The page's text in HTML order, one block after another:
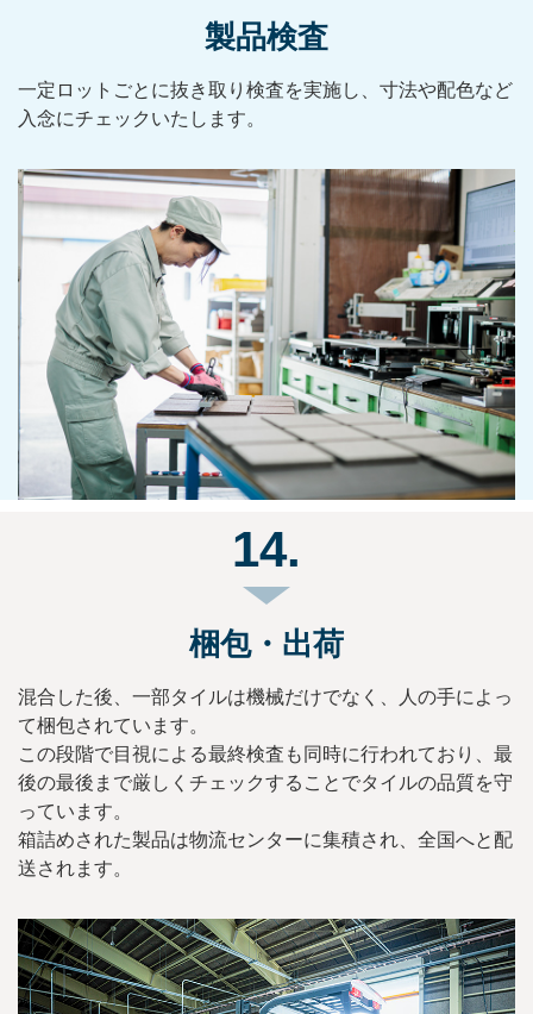
製品検査
一定ロットごとに抜き取り検査を実施し、寸法や配色など
入念にチェックいたします。
14.
梱包・出荷
混合した後、一部タイルは機械だけでなく、人の手によっ
て梱包されています。
この段階で目視による最終検査も同時に行われており、最
後の最後まで厳しくチェックすることでタイルの品質を守
っています。
箱詰めされた製品は物流センターに集積され、全国へと配
送されます。